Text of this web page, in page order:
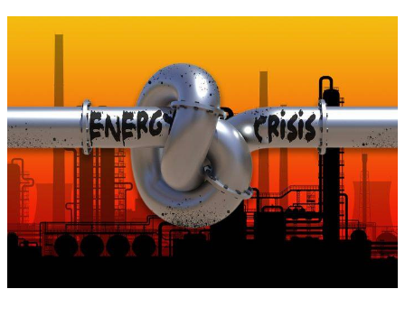
Afrika
Çarpaz baxış
Təhlil
Siyasi
Geosiyasi
İqtisadi
Sosioloji
Araşdırma